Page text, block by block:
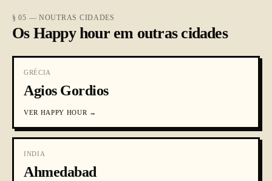
§ 05 — NOUTRAS CIDADES
Os Happy hour em outras cidades
GRÉCIA
Agios Gordios
VER HAPPY HOUR →
INDIA
Ahmedabad